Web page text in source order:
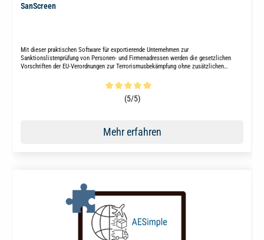
SanScreen
Mit dieser praktischen Software für exportierende Unternehmen zur
Sanktionslistenprüfung von Personen- und Firmenadressen werden die gesetzlichen
Vorschriften der EU-Verordnungen zur Terrorismusbekämpfung ohne zusätzlichen
Durchschnittliche Bewertung von 5 von 5 Sternen
(5/5)
Mehr erfahren